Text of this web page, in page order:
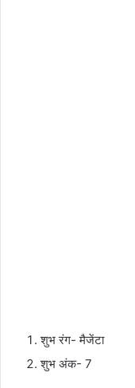
शुभ रंग- मैजेंटा
शुभ अंक- 7